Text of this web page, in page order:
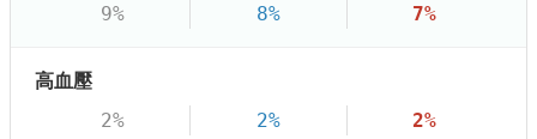
9% 8% 7%
高血壓
2% 2% 2%